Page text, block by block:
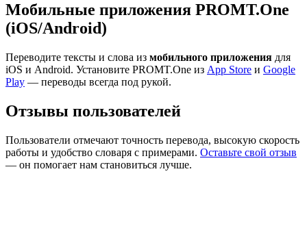
Мобильные приложения PROMT.One
(iOS/Android)
Переводите тексты и слова из мобильного приложения для
iOS и Android. Установите PROMT.One из App Store и Google
Play — переводы всегда под рукой.
Отзывы пользователей
Пользователи отмечают точность перевода, высокую скорость
работы и удобство словаря с примерами. Оставьте свой отзыв
— он помогает нам становиться лучше.